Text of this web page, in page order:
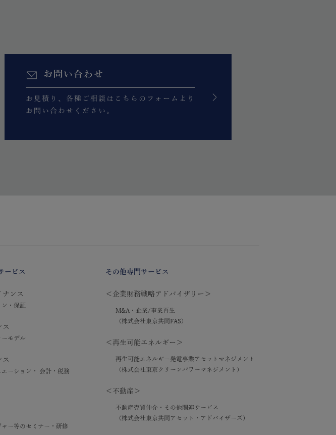
お問い合わせ
お見積り、各種ご相談はこちらのフォームより
お問い合わせください。
ービス
ナンス
・保証
ス
モデル
ス
ーション・ 会計・税務
ー等のセミナー・研修
その他専門サービス
＜企業財務戦略アドバイザリー＞
M&A・企業/事業再生
（株式会社東京共同FAS）
＜再生可能エネルギー＞
再生可能エネルギー発電事業アセットマネジメント
（株式会社東京クリーンパワーマネジメント）
＜不動産＞
不動産売買仲介・その他関連サービス
（株式会社東京共同アセット・アドバイザーズ）